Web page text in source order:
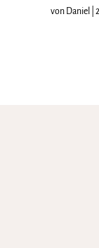
von Daniel